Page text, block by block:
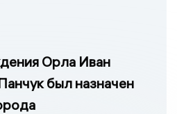
Орла Иван
был назначен